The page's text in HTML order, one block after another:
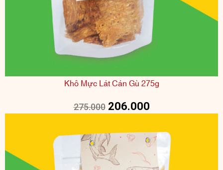
Khô Mực Lát Cán Gù 275g
275.000 206.000